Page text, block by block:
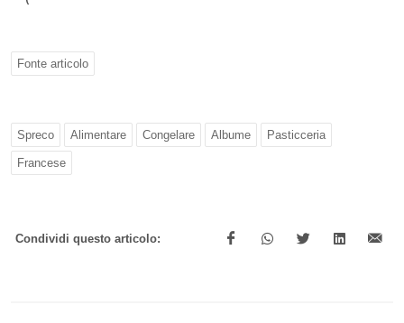
Fonte articolo
Spreco Alimentare Congelare Albume Pasticceria
Francese
Condividi questo articolo: